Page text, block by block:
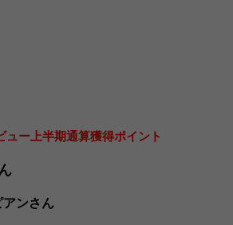
ー上半期通算獲得ポイント
ンさん